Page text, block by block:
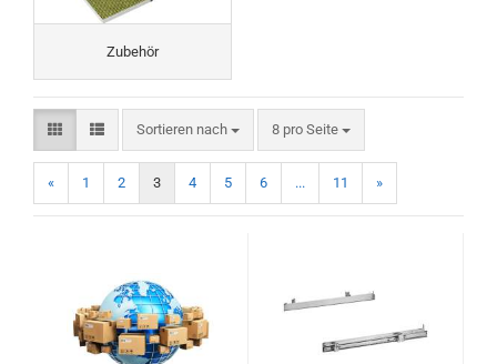
Zubehör
Sortieren nach
Sortieren nach 8 pro Seite
pro Seite
« 1 2 3 4 5 6 ... 11 »